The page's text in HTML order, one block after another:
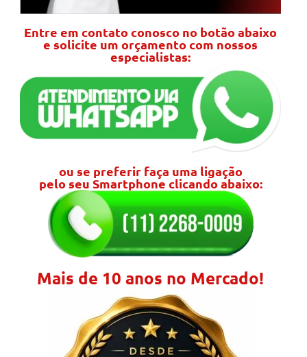
Entre em contato conosco no botão abaixo
e solicite um orçamento com nossos
especialistas:
ou se preferir faça uma ligação
pelo seu Smartphone clicando abaixo:
Mais de 10 anos no Mercado!